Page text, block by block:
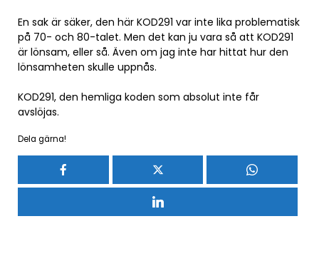
En sak är säker, den här KOD291 var inte lika problematisk
på 70- och 80-talet. Men det kan ju vara så att KOD291
är lönsam, eller så. Även om jag inte har hittat hur den
lönsamheten skulle uppnås.
KOD291, den hemliga koden som absolut inte får
avslöjas.
Dela gärna!